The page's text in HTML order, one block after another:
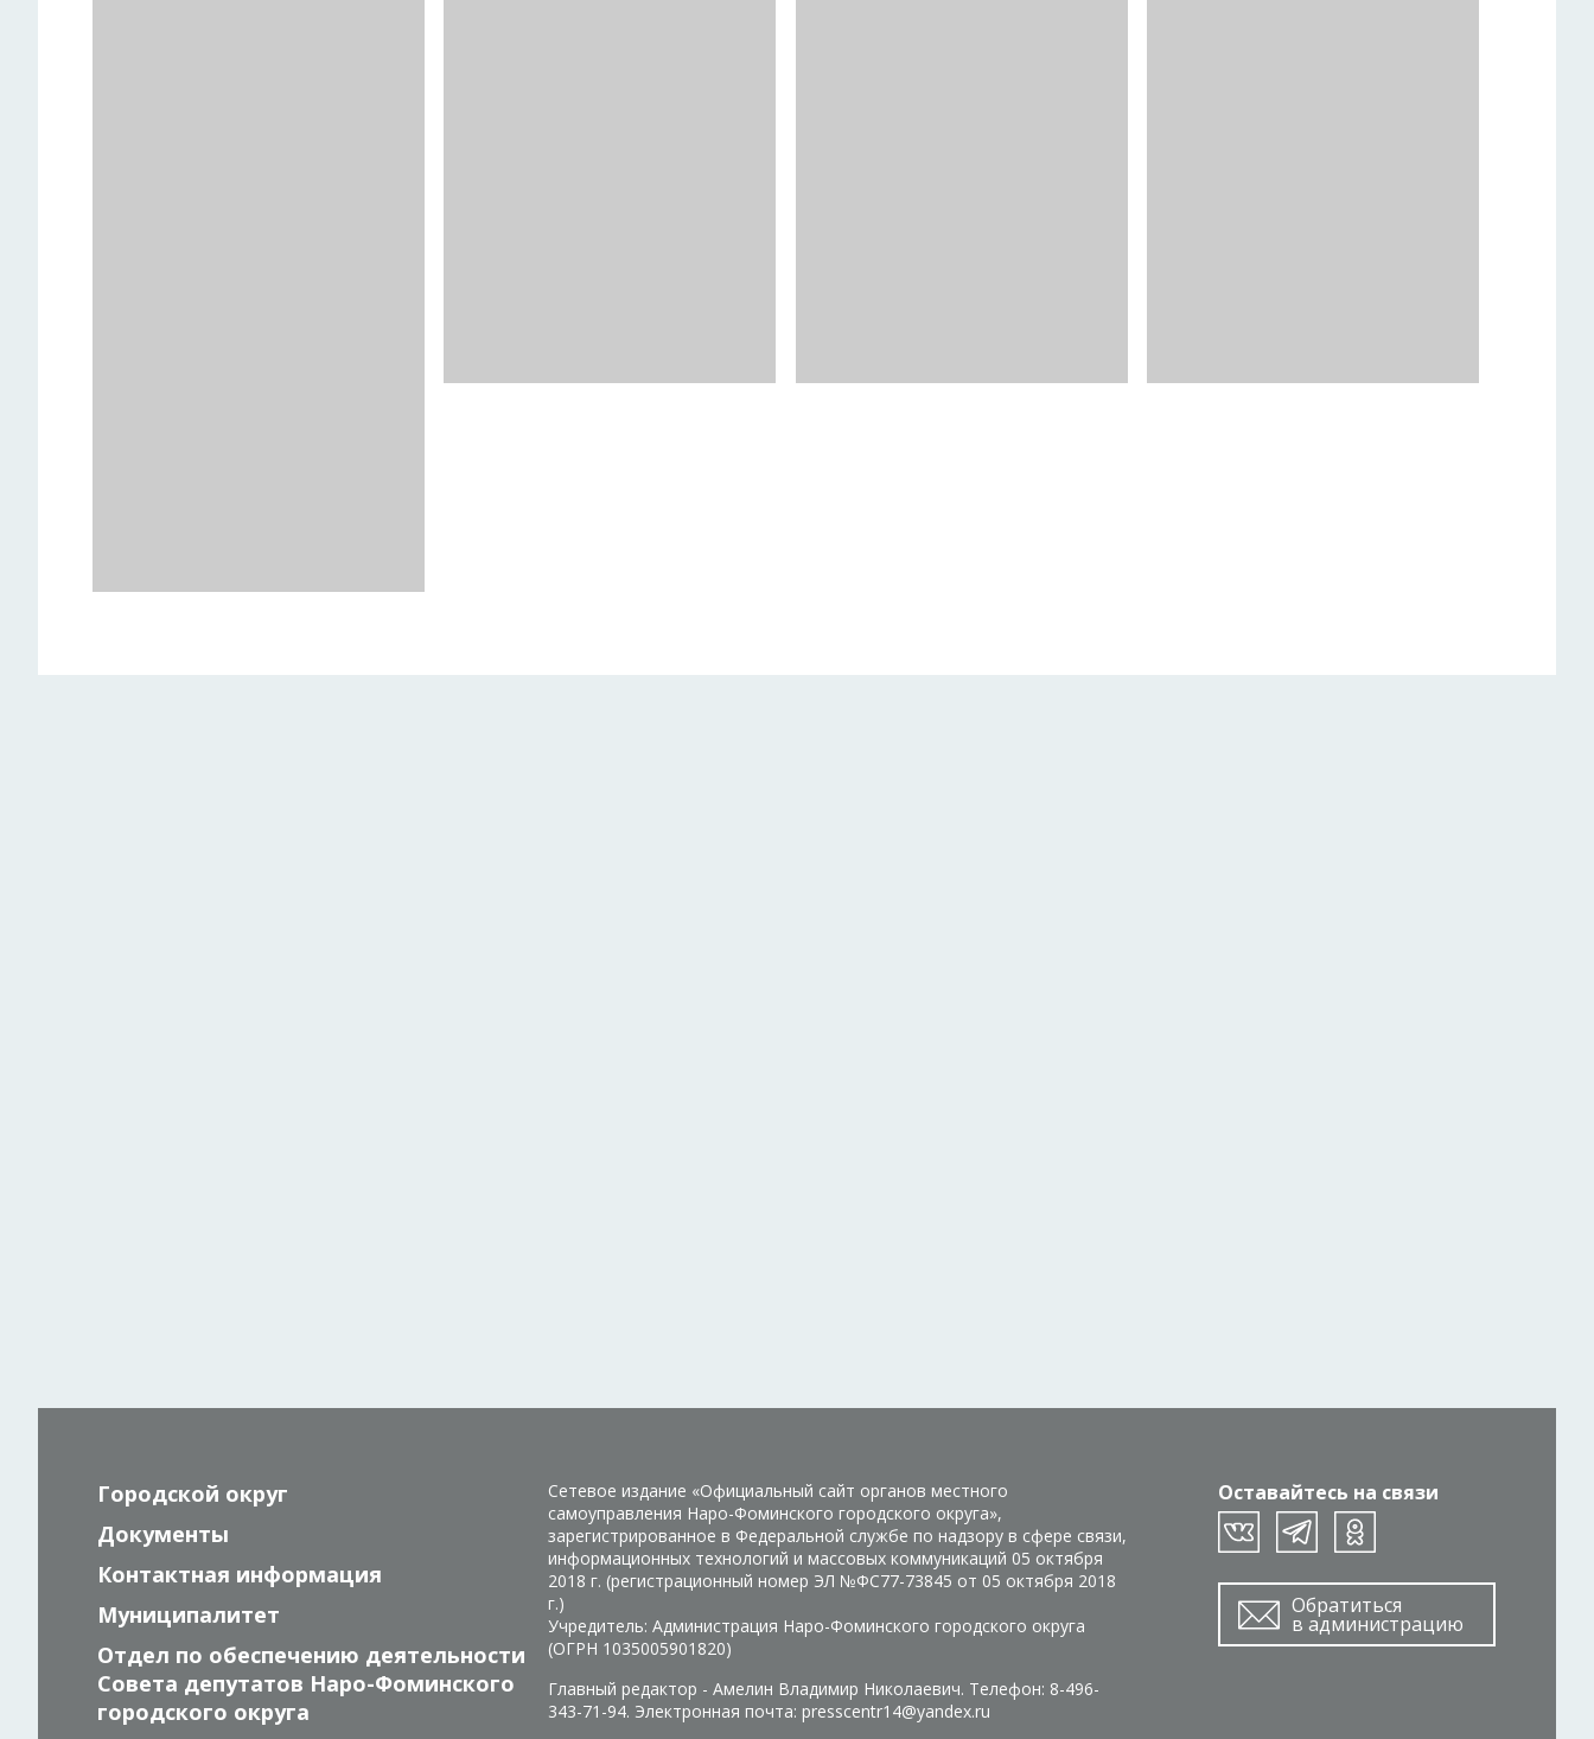
Оставайтесь на связи
Обратиться
в администрацию
Городской округ
Документы
Контактная информация
Муниципалитет
Отдел по обеспечению деятельности
Совета депутатов Наро-Фоминского
городского округа
Сетевое издание «Официальный сайт органов местного
самоуправления Наро-Фоминского городского округа»,
зарегистрированное в Федеральной службе по надзору в сфере связи,
информационных технологий и массовых коммуникаций 05 октября
2018 г. (регистрационный номер ЭЛ №ФС77-73845 от 05 октября 2018
г.)
Учредитель: Администрация Наро-Фоминского городского округа
(ОГРН 1035005901820)
Главный редактор - Амелин Владимир Николаевич. Телефон: 8-496-
343-71-94. Электронная почта: presscentr14@yandex.ru